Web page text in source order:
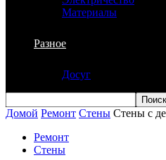
Материалы
Разное
Досуг
Домой Ремонт Стены Стены с
Ремонт
Стены